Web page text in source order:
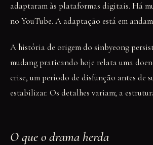
adaptaram às plataformas digitais. Há
no YouTube. A adaptação está em
A história de origem do sinbyeong
mudang praticando hoje relata uma
crise, um período de disfunção antes de
estabilizar. Os detalhes variam; a
O que o drama herda